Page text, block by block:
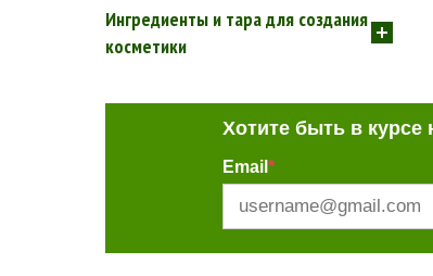
Ингредиенты и тара для создания
косметики
Хотите быть в курсе
Email *